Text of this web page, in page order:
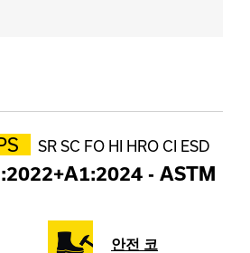
SR SC FO HI HRO CI ESD
- ASTM
안전 코